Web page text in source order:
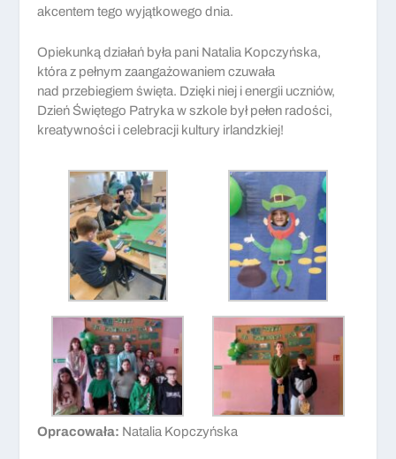
akcentem tego wyjątkowego dnia.
Opiekunką działań była pani Natalia Kopczyńska,
która z pełnym zaangażowaniem czuwała
nad przebiegiem święta. Dzięki niej i energii uczniów,
Dzień Świętego Patryka w szkole był pełen radości,
kreatywności i celebracji kultury irlandzkiej!
Opracowała: Natalia Kopczyńska